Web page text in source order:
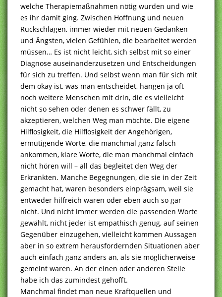
welche Therapiemaßnahmen nötig wurden und wie
es ihr damit ging. Zwischen Hoffnung und neuen
Rückschlägen, immer wieder mit neuen Gedanken
und Ängsten, vielen Gefühlen, die bearbeitet werden
müssen… Es ist nicht leicht, sich selbst mit so einer
Diagnose auseinanderzusetzen und Entscheidungen
für sich zu treffen. Und selbst wenn man für sich mit
dem okay ist, was man entscheidet, hängen ja oft
noch weitere Menschen mit drin, die es vielleicht
nicht so sehen oder denen es schwer fällt, zu
akzeptieren, welchen Weg man möchte. Die eigene
Hilflosigkeit, die Hilflosigkeit der Angehörigen,
ermutigende Worte, die manchmal ganz falsch
ankommen, klare Worte, die man manchmal einfach
nicht hören will – all das begleitet den Weg der
Erkrankten. Manche Begegnungen, die sie in der Zeit
gemacht hat, waren besonders einprägsam, weil sie
entweder hilfreich waren oder eben auch so gar
nicht. Und nicht immer werden die passenden Worte
gewählt, nicht jeder ist empathisch genug, auf seinen
Gegenüber einzugehen, vielleicht kommen Aussagen
aber in so extrem herausfordernden Situationen aber
auch einfach ganz anders an, als sie möglicherweise
gemeint waren. An der einen oder anderen Stelle
habe ich das zumindest gehofft.
Manchmal findet man neue Kraftquellen und